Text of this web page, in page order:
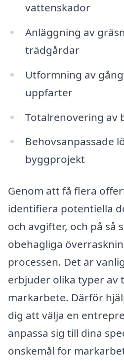
vattenskador
Anläggning av
trädgårdar
Utformning av
uppfarter
Totalrenovering av
Behovsanpassade
byggprojekt
Genom att få flera
identifiera potentiella
och avgifter, och på så
obehagliga
processen. Det är
erbjuder olika typer av
markarbete. Därför
dig att välja en
anpassa sig till dina
önskemål för